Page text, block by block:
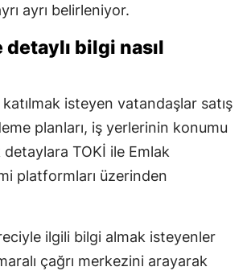
ayrı belirleniyor.
bilgi nasıl
katılmak isteyen vatandaşlar satış
planları, iş yerlerinin konumu
TOKİ ile Emlak
platformları üzerinden
ilgili bilgi almak isteyenler
çağrı merkezini arayarak